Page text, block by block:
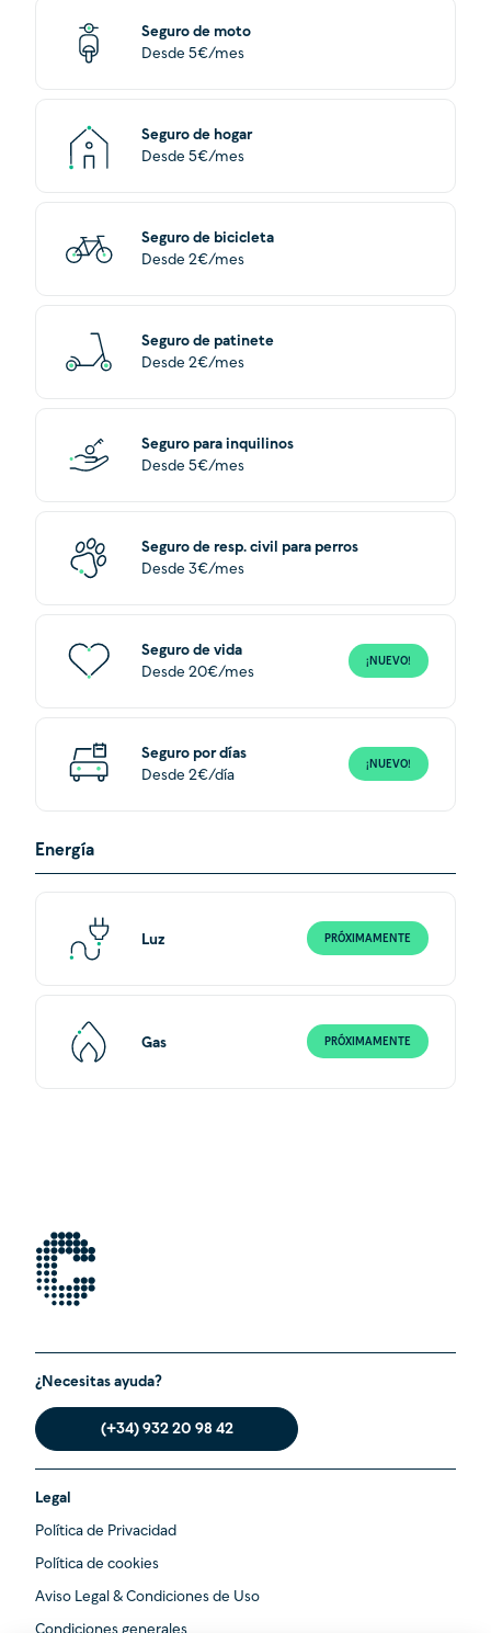
Seguro de moto
Desde 5€/mes
Seguro de hogar
Desde 5€/mes
Seguro de bicicleta
Desde 2€/mes
Seguro de patinete
Desde 2€/mes
Seguro para inquilinos
Desde 5€/mes
Seguro de resp. civil para perros
Desde 3€/mes
Seguro de vida
Desde 20€/mes
¡NUEVO!
Seguro por días
Desde 2€/día
¡NUEVO!
Energía
Luz PRÓXIMAMENTE
Gas PRÓXIMAMENTE
¿Necesitas ayuda?
(+34) 932 20 98 42
Legal
Política de Privacidad
Política de cookies
Aviso Legal & Condiciones de Uso